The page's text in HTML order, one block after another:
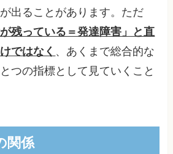
出ることがあります。ただ
が残っている＝発達障害」と直
ではなく 、あくまで総合的な
つの指標として見ていくこと
関係